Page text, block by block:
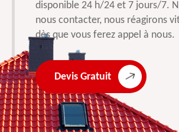
disponible 24 h/24 et 7 jours/7.
nous contacter, nous réagirons
dès que vous ferez appel à nous.
Devis Gratuit